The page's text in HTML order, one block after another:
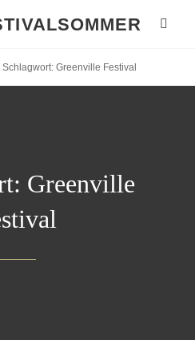
Schlagwort: Greenville Festival
Greenville